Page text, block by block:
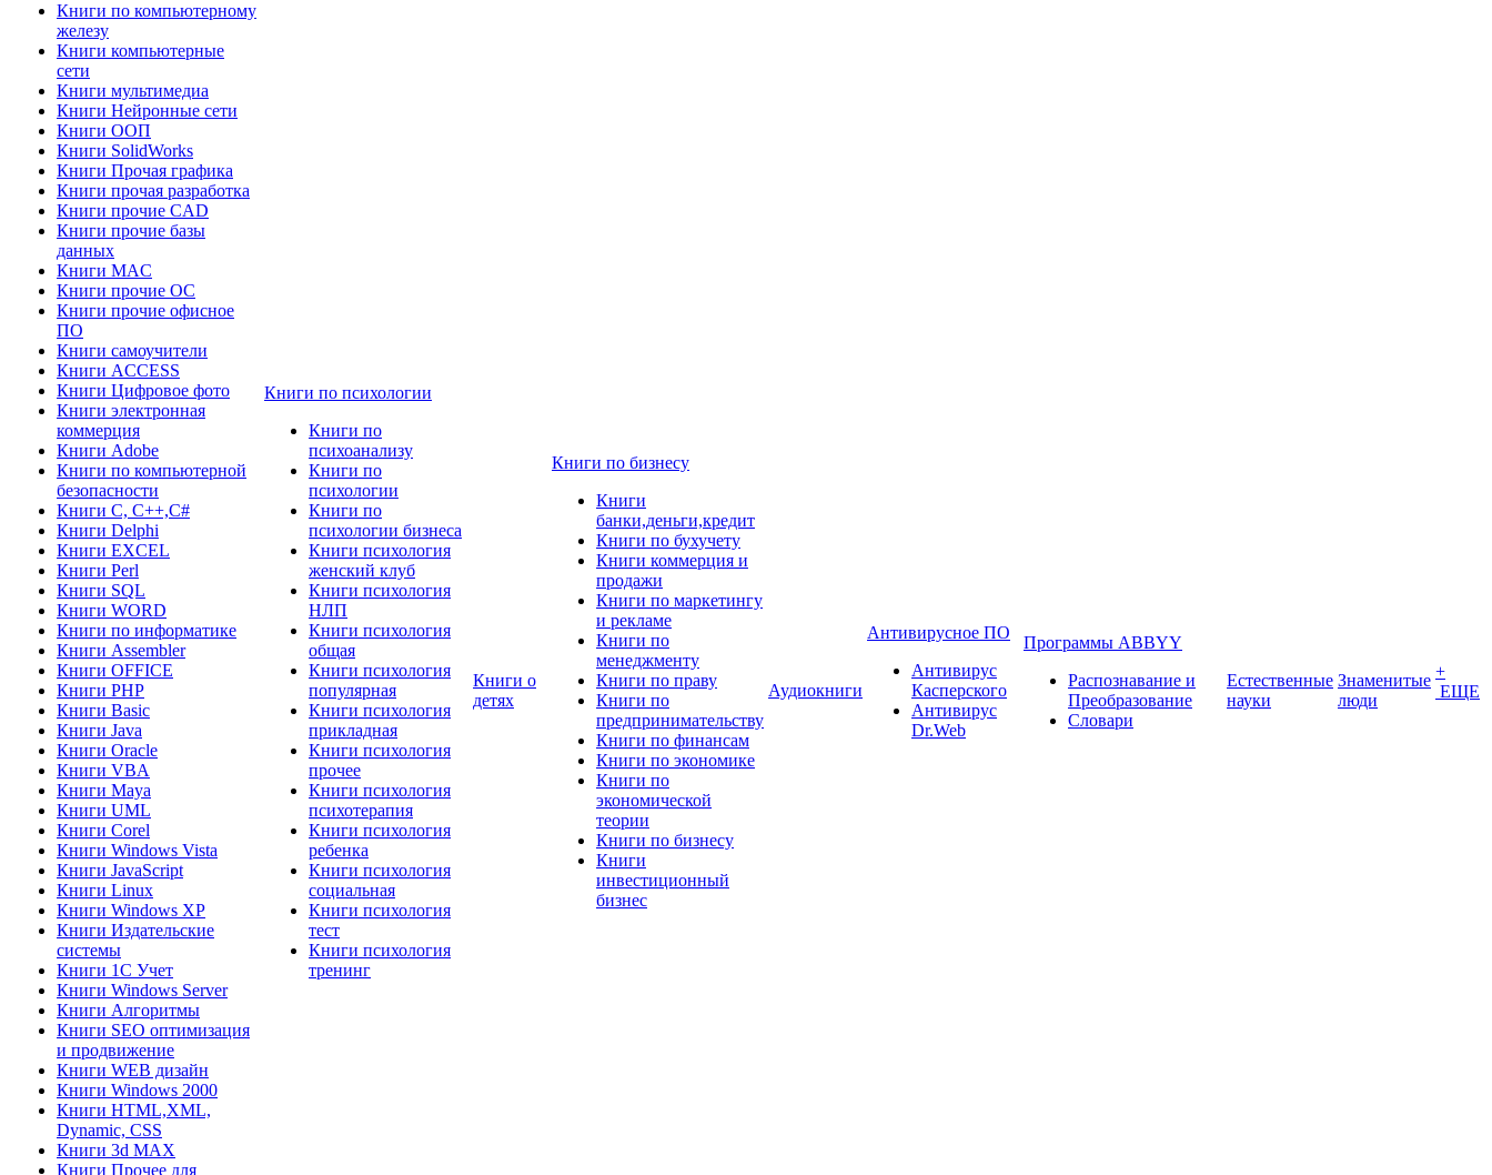
Книги по компьютерному
железу
Книги компьютерные
сети
Книги мультимедиа
Книги Нейронные сети
Книги ООП
Книги SolidWorks
Книги Прочая графика
Книги прочая разработка
Книги прочие CAD
Книги прочие базы
данных
Книги MAC
Книги прочие ОС
Книги прочие офисное
ПО
Книги самоучители
Книги ACCESS
Книги Цифровое фото
Книги электронная
коммерция
Книги Adobe
Книги по компьютерной
безопасности
Книги C, C++,С#
Книги Delphi
Книги EXCEL
Книги Perl
Книги SQL
Книги WORD
Книги по информатике
Книги Assembler
Книги OFFICE
Книги PHP
Книги Basic
Книги Java
Книги Oracle
Книги VBA
Книги Maya
Книги UML
Книги Corel
Книги Windows Vista
Книги JavaScript
Книги Linux
Книги Windows XP
Книги Издательские
системы
Книги 1C Учет
Книги Windows Server
Книги Алгоритмы
Книги SEO оптимизация
и продвижение
Книги WEB дизайн
Книги Windows 2000
Книги HTML,XML,
Dynamic, CSS
Книги 3d MAX
Книги Прочее для
Книги по психологии
Книги по
психоанализу
Книги по
психологии
Книги по
психологии бизнеса
Книги психология
женский клуб
Книги психология
НЛП
Книги психология
общая
Книги психология
популярная
Книги психология
прикладная
Книги психология
прочее
Книги психология
психотерапия
Книги психология
ребенка
Книги психология
социальная
Книги психология
тест
Книги психология
тренинг
Книги о
детях
Книги по бизнесу
Книги
банки,деньги,кредит
Книги по бухучету
Книги коммерция и
продажи
Книги по маркетингу
и рекламе
Книги по
менеджменту
Книги по праву
Книги по
предпринимательству
Книги по финансам
Книги по экономике
Книги по
экономической
теории
Книги по бизнесу
Книги
инвестиционный
бизнес
Аудиокниги
Антивирусное ПО
Антивирус
Касперского
Антивирус
Dr.Web
Программы ABBYY
Распознавание и
Преобразование
Словари
Естественные
науки
Знаменитые
люди
+
ЕЩЕ